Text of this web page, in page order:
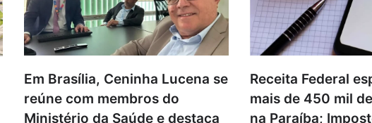
Em Brasília, Ceninha Lucena se
reúne com membros do
Ministério da Saúde e destaca
Receita Federal
mais de 450 mil
na Paraíba;